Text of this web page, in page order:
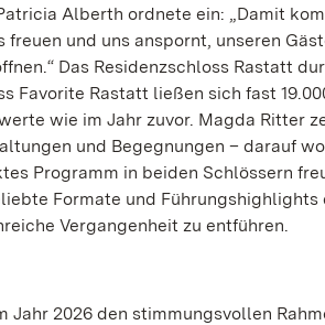
Alberth ordnete ein: „Damit
und uns anspornt, unseren
Das Residenzschloss Rastatt
Favorite Rastatt ließen sich fast
wie im Jahr zuvor. Magda Ritter
und Begegnungen – darauf
Programm in beiden Schlössern
Formate und Führungshighlights
Vergangenheit zu entführen.
2026 den stimmungsvollen